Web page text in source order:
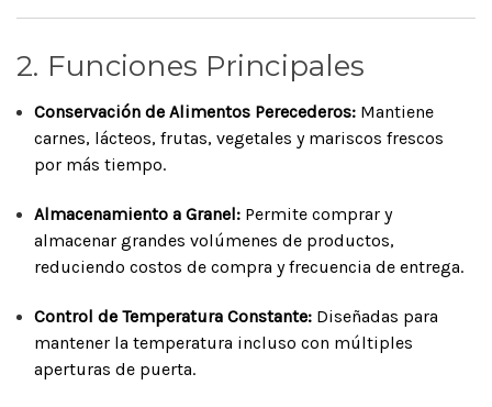
2. Funciones Principales
Conservación de Alimentos Perecederos: Mantiene
carnes, lácteos, frutas, vegetales y mariscos frescos
por más tiempo.
Almacenamiento a Granel: Permite comprar y
almacenar grandes volúmenes de productos,
reduciendo costos de compra y frecuencia de entrega.
Control de Temperatura Constante: Diseñadas para
mantener la temperatura incluso con múltiples
aperturas de puerta.